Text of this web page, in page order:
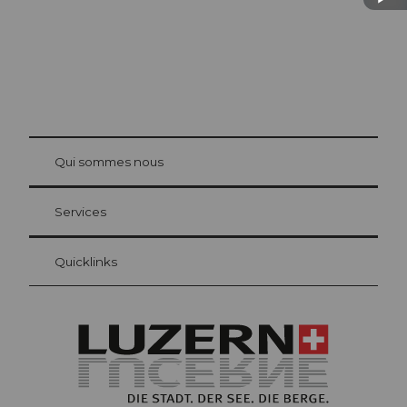
Carte d’hôte Lucerne
Vos avantages en tant qu'hôte pour la nuit
at Bre
Qui sommes nous
Services
Quicklinks